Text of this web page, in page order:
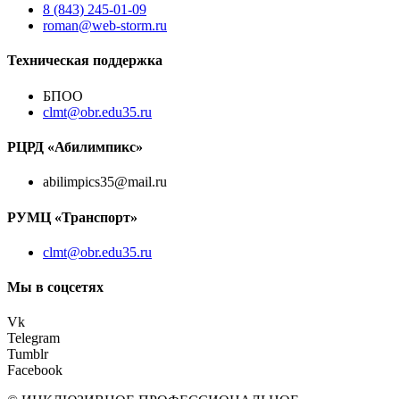
8 (843) 245-01-09
roman@web-storm.ru
Техническая поддержка
БПОО
clmt@obr.edu35.ru
РЦРД «Абилимпикс»
abilimpics35@mail.ru
РУМЦ «Транспорт»
clmt@obr.edu35.ru
Мы в соцсетях
Vk
Telegram
Tumblr
Facebook